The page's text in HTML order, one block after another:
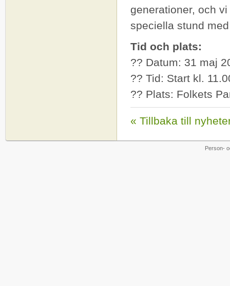
generationer, och
speciella stund
Tid och plats:
?? Datum: 31 maj
?? Tid: Start kl.
?? Plats: Folkets
« Tillbaka till
Person-